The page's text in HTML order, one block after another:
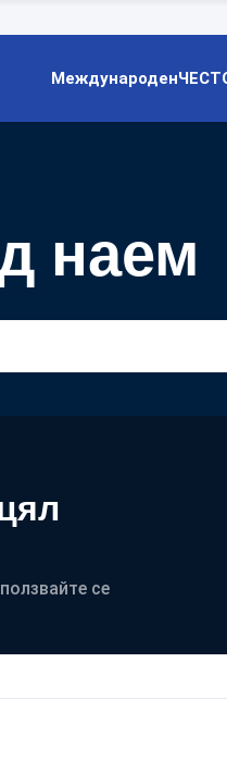
Международен
наем
се